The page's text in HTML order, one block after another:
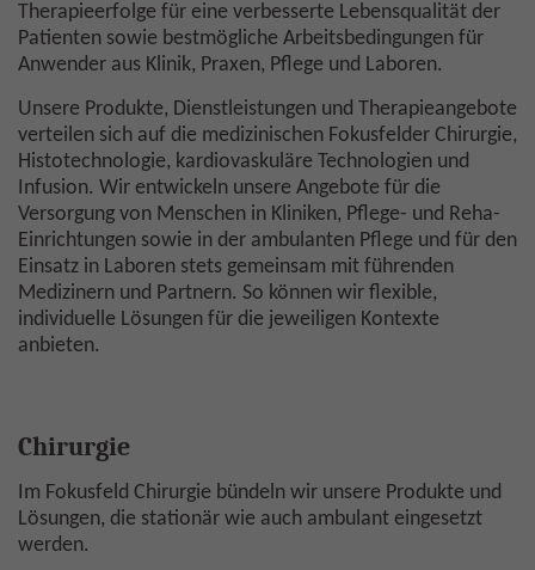
Therapieerfolge für eine verbesserte Lebensqualität der
Patienten sowie bestmögliche Arbeitsbedingungen für
Anwender aus Klinik, Praxen, Pflege und Laboren.
Unsere Produkte, Dienstleistungen und Therapieangebote
verteilen sich auf die medizinischen Fokusfelder Chirurgie,
Histotechnologie, kardiovaskuläre Technologien und
Infusion. Wir entwickeln unsere Angebote für die
Versorgung von Menschen in Kliniken, Pflege- und Reha-
Einrichtungen sowie in der ambulanten Pflege und für den
Einsatz in Laboren stets gemeinsam mit führenden
Medizinern und Partnern. So können wir flexible,
individuelle Lösungen für die jeweiligen Kontexte
anbieten.
Chirurgie
Im Fokusfeld Chirurgie bündeln wir unsere Produkte und
Lösungen, die stationär wie auch ambulant eingesetzt
werden.